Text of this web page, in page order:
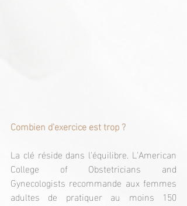
Combien d'exercice est trop ?
La clé réside dans l'équilibre. L'American
College of Obstetricians and
Gynecologists recommande aux femmes
adultes de pratiquer au moins 150